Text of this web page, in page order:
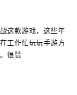
这款游戏，这些年
工作忙玩玩手游方
很赞